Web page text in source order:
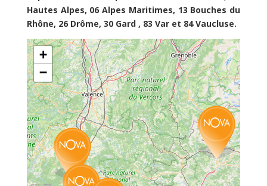
Hautes Alpes, 06 Alpes Maritimes, 13 Bouches du
Rhône, 26 Drôme, 30 Gard , 83 Var et 84 Vaucluse.
+
−